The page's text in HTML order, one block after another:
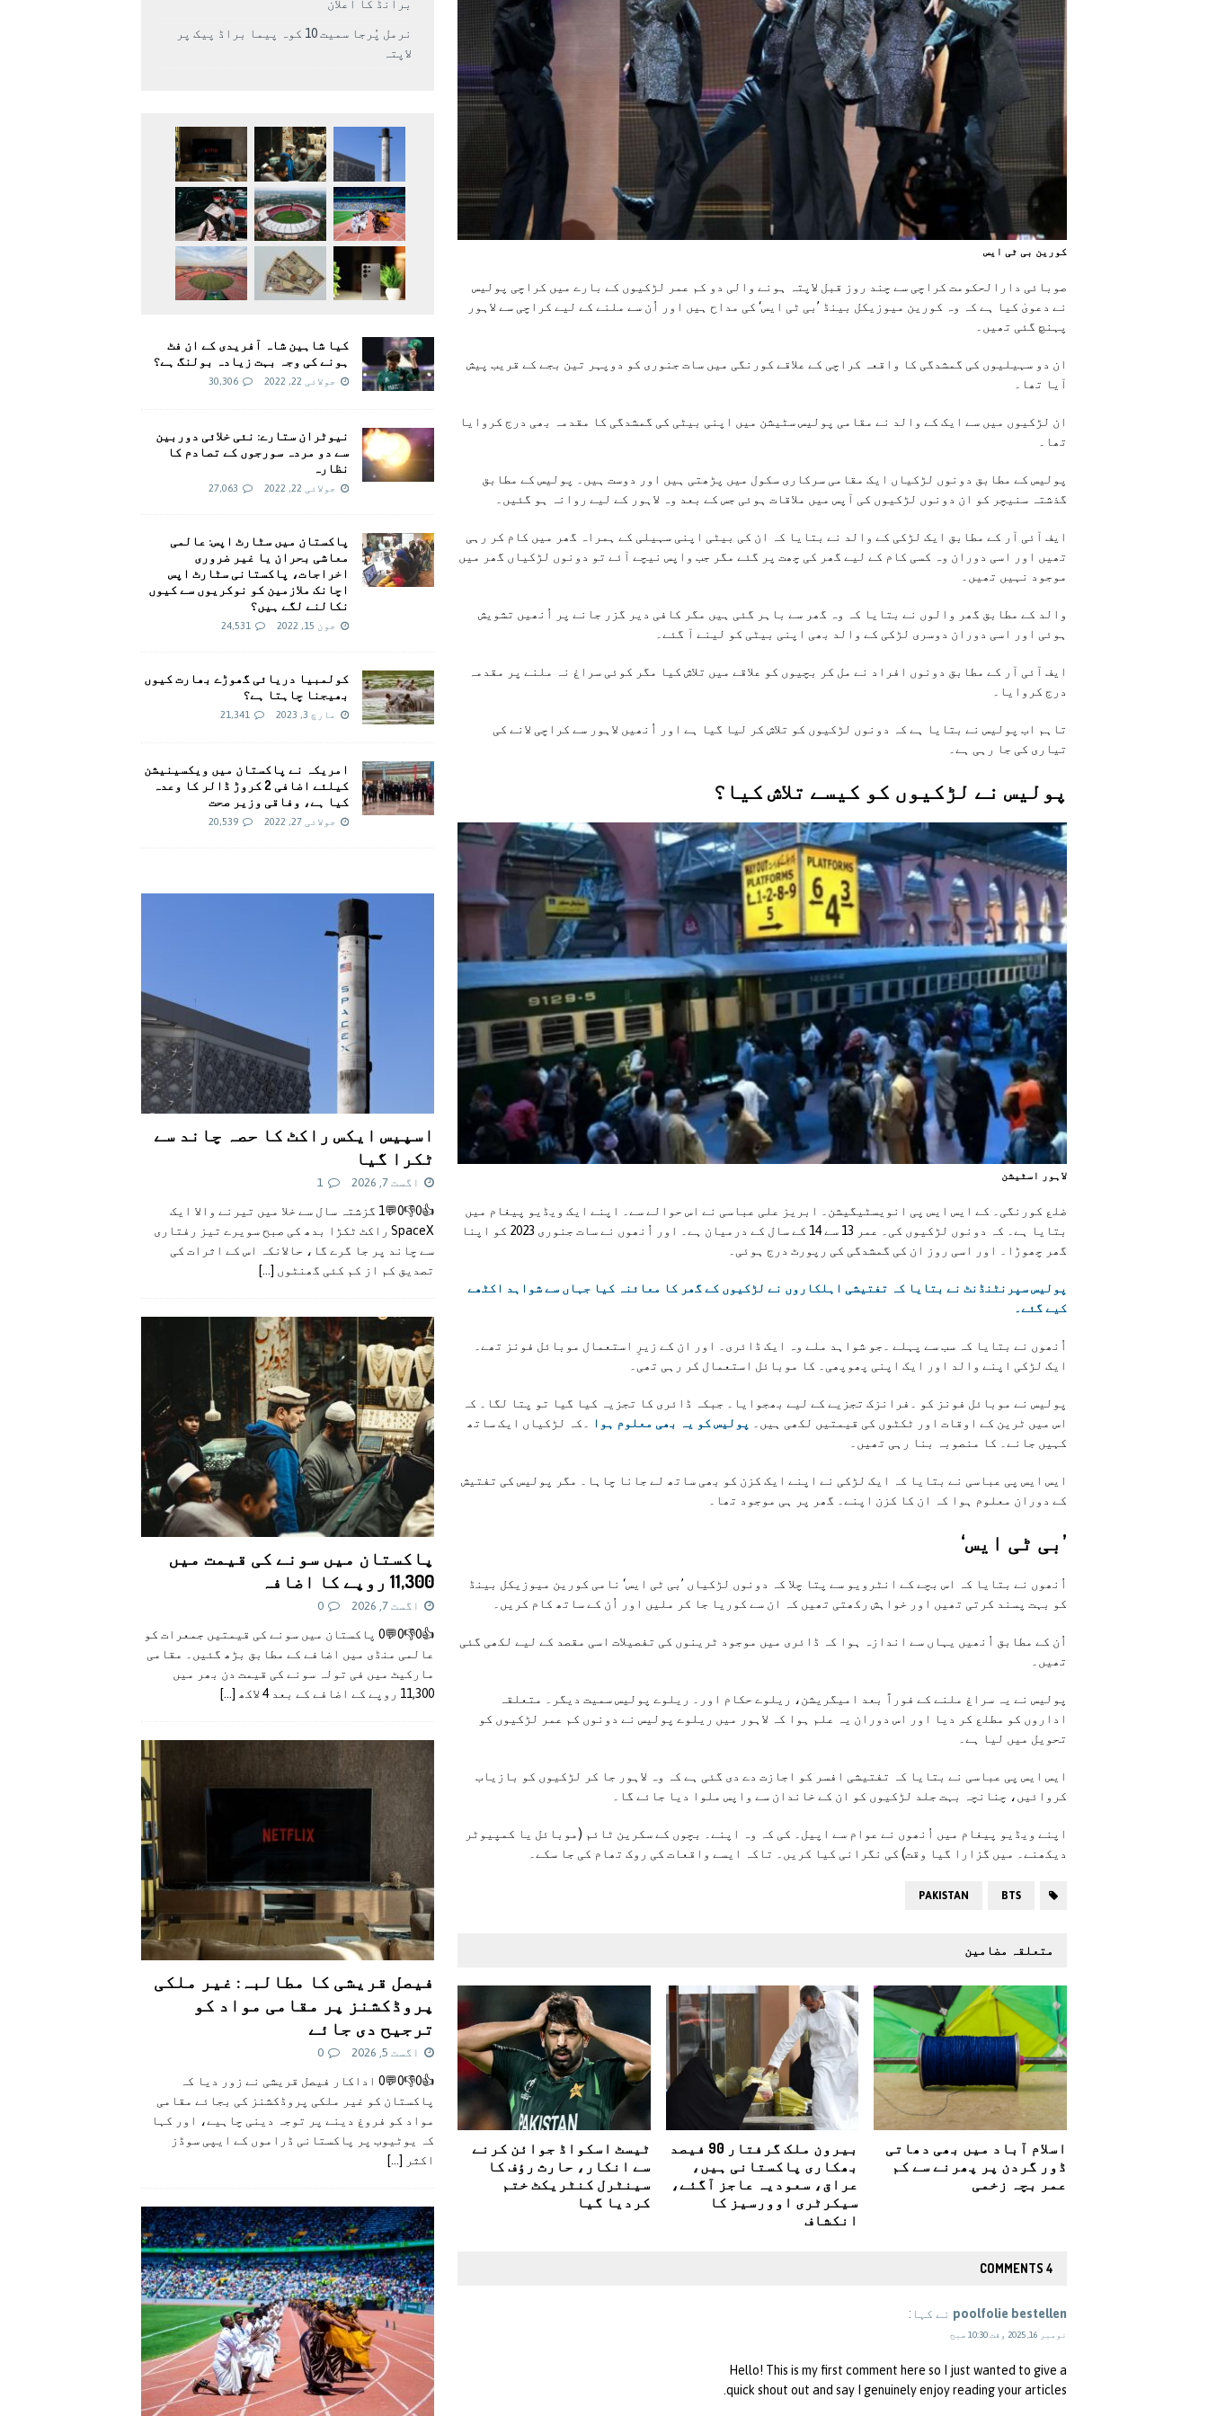
کورين بی ٹی ايس
صوبائی دارالحکومت کراچی سے چند روز قبل لاپتہ ہونے والی دو کم عمر لڑکیوں کے بارے میں کراچی پولیس
نے دعویٰ کیا ہے کہ وہ کورین میوزیکل بینڈ ’بی ٹی ایس‘ کی مداح ہیں اور اُن سے ملنے کے لیے کراچی سے لاہور
پہنچ گئی تھیں۔
ان دو سہیلیوں کی گمشدگی کا واقعہ کراچی کے علاقے کورنگی میں سات جنوری کو دوپہر تین بجے کے قریب پیش
آیا تھا۔
ان لڑکیوں میں سے ایک کے والد نے مقامی پولیس سٹیشن میں اپنی بیٹی کی گمشدگی کا مقدمہ بھی درج کروایا
تھا۔
پولیس کے مطابق دونوں لڑکیاں ایک مقامی سرکاری سکول میں پڑھتی ہیں اور دوست ہیں۔ پولیس کے مطابق
گذشتہ سنیچر کو ان دونوں لڑکیوں کی آپس میں ملاقات ہوئی جس کے بعد وہ لاہور کے لیے روانہ ہو گئیں۔
ایف آئی آر کے مطابق ایک لڑکی کے والد نے بتایا کہ ان کی بیٹی اپنی سہیلی کے ہمراہ گھر میں کام کر رہی
تھیں اور اسی دوران وہ کسی کام کے لیے گھر کی چھت پر گئے مگر جب واپس نیچے آئے تو دونوں لڑکیاں گھر میں
موجود نہیں تھیں۔
والد کے مطابق گھر والوں نے بتایا کہ وہ گھر سے باہر گئی ہیں مگر کافی دیر گزر جانے پر اُنھیں تشویش
ہوئی اور اسی دوران دوسری لڑکی کے والد بھی اپنی بیٹی کو لینے آ گئے۔
ایف آئی آر کے مطابق دونوں افراد نے مل کر بچیوں کو علاقے میں تلاش کیا مگر کوئی سراغ نہ ملنے پر مقدمہ
درج کروایا۔
تاہم اب پولیس نے بتایا ہے کہ دونوں لڑکیوں کو تلاش کر لیا گیا ہے اور اُنھیں لاہور سے کراچی لانے کی
تیاری کی جا رہی ہے۔
پولیس نے لڑکیوں کو کیسے تلاش کیا؟
لاہور اسٹيشن
ضلع کورنگی۔ کے ایس ایس پی انویسٹیگیشن۔ ابریز علی عباسی نے اس حوالے سے۔ اپنے ایک ویڈیو پیغام میں
بتایا ہے۔ کہ دونوں لڑکیوں کی۔ عمر 13 سے 14 کے سال کے درمیان ہے۔ اور اُنھوں نے سات جنوری 2023 کو اپنا
گھر چھوڑا۔ اور اسی روز ان کی گمشدگی کی رپورٹ درج ہوئی۔
پولیس سپرنٹنڈنٹ نے بتایا کہ تفتیشی اہلکاروں نے لڑکیوں کے گھر کا معائنہ کیا جہاں سے شواہد اکٹھے
کیے گئے۔
اُنھوں نے بتایا کہ سب سے پہلے ۔جو شواہد ملے وہ ایک ڈائری۔ اور ان کے زیرِ استعمال موبائل فونز تھے۔
ایک لڑکی اپنے والد اور ایک اپنی پھوپھی۔ کا موبائل استعمال کر رہی تھی۔
پولیس نے موبائل فونز کو ۔فرانزک تجزیے کے لیے بھجوایا۔ جبکہ ڈائری کا تجزیہ کیا گیا تو پتا لگا۔ کہ
اس میں ٹرین کے اوقات اور ٹکٹوں کی قیمتیں لکھی ہیں۔
پولیس کو یہ بھی معلوم ہوا
۔کہ لڑکیاں ایک ساتھ
کہیں جانے۔ کا منصوبہ بنا رہی تھیں۔
ایس ایس پی عباسی نے بتایا کہ ایک لڑکی نے اپنے ایک کزن کو بھی ساتھ لے جانا چاہا۔ مگر پولیس کی تفتیش
کے دوران معلوم ہوا کہ ان کا کزن اپنے۔ گھر پر ہی موجود تھا۔
’بی ٹی ایس‘
اُنھوں نے بتایا کہ اس بچے کے انٹرویو سے پتا چلا کہ دونوں لڑکیاں ’بی ٹی ایس‘ نامی کورین میوزیکل بینڈ
کو بہت پسند کرتی تھیں اور خواہش رکھتی تھیں کہ ان سے کوریا جا کر ملیں اور اُن کے ساتھ کام کریں۔
اُن کے مطابق اُنھیں یہاں سے اندازہ ہوا کہ ڈائری میں موجود ٹرینوں کی تفصیلات اسی مقصد کے لیے لکھی گئی
تھیں۔
پولیس نے یہ سراغ ملنے کے فوراً بعد امیگریشن، ریلوے حکام اور۔ ریلوے پولیس سمیت دیگر۔ متعلقہ
اداروں کو مطلع کر دیا اور اس دوران یہ علم ہوا کہ لاہور میں ریلوے پولیس نے دونوں کم عمر لڑکیوں کو
تحویل میں لیا ہے۔
ایس ایس پی عباسی نے بتایا کہ تفتیشی افسر کو اجازت دے دی گئی ہے کہ وہ لاہور جا کر لڑکیوں کو بازیاب
کروائیں، چنانچہ بہت جلد لڑکیوں کو ان کے خاندان سے واپس ملوا دیا جائے گا۔
اپنے ویڈیو پیغام میں اُنھوں نے عوام سے اپیل۔ کی کہ وہ اپنے۔ بچوں کے سکرین ٹائم (موبائل یا کمپیوٹر
دیکھنے۔ میں گزارا گیا وقت) کی نگرانی کیا کریں۔ تاکہ ایسے واقعات کی روک تھام کی جا سکے۔
BTS
PAKISTAN
متعلقہ مضامین
اسلام آباد میں بھی دھاتی
ڈور گردن پر پھرنے سے کم
عمر بچہ زخمی
بیرون ملک گرفتار 90 فیصد
بھکاری پاکستانی ہیں،
عراق، سعودیہ عاجز آگئے،
سیکرٹری اوورسیز کا
انکشاف
ٹیسٹ اسکواڈ جوائن کرنے
سے انکار، حارث رؤف کا
سینٹرل کنٹریکٹ ختم
کردیا گیا
4 COMMENTS
poolfolie bestellen نے کہا:
نومبر 16, 2025 وقت 10:30 صبح
Hello! This is my first comment here so I just wanted to give a
quick shout out and say I genuinely enjoy reading your articles.
برانڈ کا اعلان
نرمل پُرجا سمیت 10 کوہ پیما براڈ پیک پر
لاپتہ
کیا شاہین شاہ آفریدی کے ان فٹ
ہونے کی وجہ بہت زیادہ بولنگ ہے؟
جولائی 22, 2022 30,306
نیوٹران ستارے: نئی خلائی دوربین
سے دو مردہ سورجوں کے تصادم کا
نظارہ
جولائی 22, 2022 27,063
پاکستان میں سٹارٹ اپس: عالمی
معاشی بحران یا غیر ضروری
اخراجات، پاکستانی سٹارٹ اپس
اچانک ملازمین کو نوکریوں سے کیوں
نکالنے لگے ہیں؟
جون 15, 2022 24,531
کولمبیا دریائی گھوڑے بھارت کیوں
بھیجنا چاہتا ہے؟
مارچ 3, 2023 21,341
امريکہ نے پاکستان میں ویکسینیشن
کیلئے اضافی 2 کروڑ ڈالر کا وعدہ
کیا ہے، وفاقی وزیر صحت
جولائی 27, 2022 20,539
اسپیس ایکس راکٹ کا حصہ چاند سے
ٹکرا گیا
اگست 7, 2026 1
👍0👎0💬1 گزشتہ سال سے خلا میں تیرنے والا ایک
SpaceX راکٹ ٹکڑا بدھ کی صبح سویرے تیز رفتاری
سے چاند پر جا گرے گا، حالانکہ اس کے اثرات کی
تصدیق کم از کم کئی گھنٹوں [...]
پاکستان میں سونے کی قیمت میں
11,300 روپے کا اضافہ
اگست 7, 2026 0
👍0👎0💬0 پاکستان میں سونے کی قیمتیں جمعرات کو
عالمی منڈی میں اضافے کے مطابق بڑھ گئیں۔ مقامی
مارکیٹ میں فی تولہ سونے کی قیمت دن بھر میں
11,300 روپے کے اضافے کے بعد 4 لاکھ
[...]
فیصل قریشی کا مطالبہ: غیر ملکی
پروڈکشنز پر مقامی مواد کو
ترجیح دی جائے
اگست 5, 2026 0
👍0👎0💬0 اداکار فیصل قریشی نے زور دیا کہ
پاکستان کو غیر ملکی پروڈکشنز کی بجائے مقامی
مواد کو فروغ دینے پر توجہ دینی چاہیے، اور کہا
کہ یوٹیوب پر پاکستانی ڈراموں کے ایپی سوڈز
اکثر
[...]